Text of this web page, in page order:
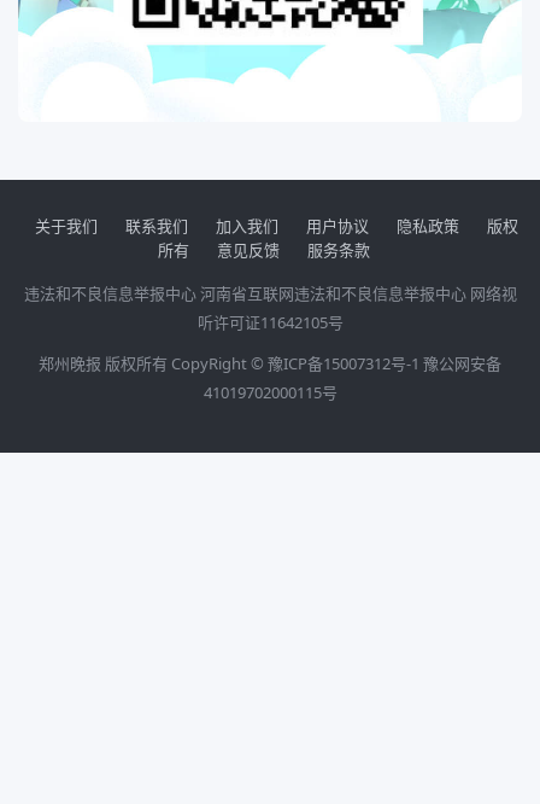
关于我们 联系我们 加入我们 用户协议 隐私政策
版权
所有
意见反馈
服务条款
违法和不良信息举报中心河南省互联网违法和不良信息举报中心 网络视
听许可证11642105号
郑州晚报 版权所有 CopyRight © 豫ICP备15007312号-1 豫公网安备
41019702000115号